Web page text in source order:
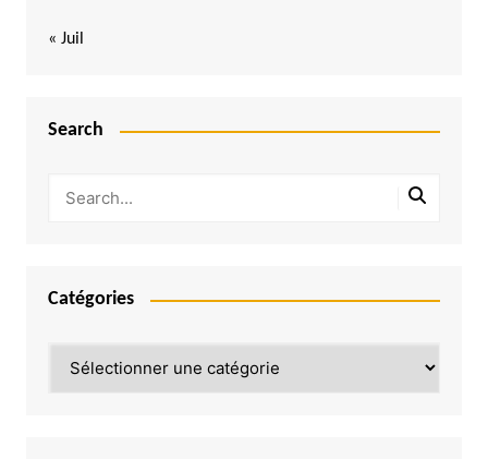
« Juil
Search
Catégories